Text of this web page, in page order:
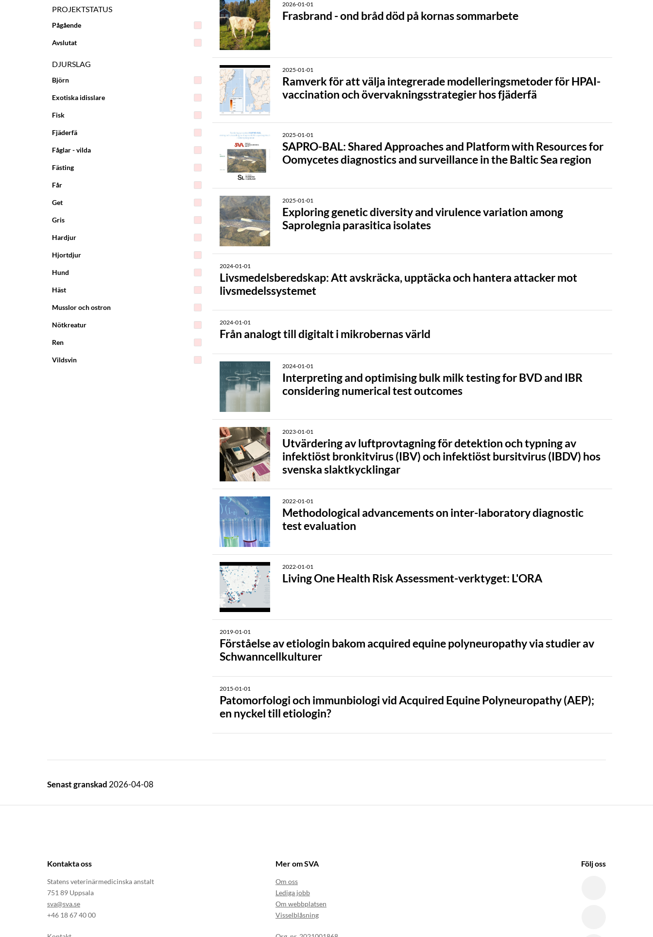
PROJEKTSTATUS
Pågående
Avslutat
DJURSLAG
Björn
Exotiska idisslare
Fisk
Fjäderfä
Fåglar - vilda
Fästing
Får
Get
Gris
Hardjur
Hjortdjur
Hund
Häst
Musslor och ostron
Nötkreatur
Ren
Vildsvin
2026-01-01
Frasbrand - ond bråd död på kornas sommarbete
2025-01-01
Ramverk för att välja integrerade modelleringsmetoder för HPAI-
vaccination och övervakningsstrategier hos fjäderfä
2025-01-01
SAPRO-BAL: Shared Approaches and Platform with Resources for
Oomycetes diagnostics and surveillance in the Baltic Sea region
2025-01-01
Exploring genetic diversity and virulence variation among
Saprolegnia parasitica isolates
2024-01-01
Livsmedelsberedskap: Att avskräcka, upptäcka och hantera attacker mot
livsmedelssystemet
2024-01-01
Från analogt till digitalt i mikrobernas värld
2024-01-01
Interpreting and optimising bulk milk testing for BVD and IBR
considering numerical test outcomes
2023-01-01
Utvärdering av luftprovtagning för detektion och typning av
infektiöst bronkitvirus (IBV) och infektiöst bursitvirus (IBDV) hos
svenska slaktkycklingar
2022-01-01
Methodological advancements on inter-laboratory diagnostic
test evaluation
2022-01-01
Living One Health Risk Assessment-verktyget: L'ORA
2019-01-01
Förståelse av etiologin bakom acquired equine polyneuropathy via studier av
Schwanncellkulturer
2015-01-01
Patomorfologi och immunbiologi vid Acquired Equine Polyneuropathy (AEP);
en nyckel till etiologin?
Senast granskad 2026-04-08
Kontakta oss
Statens veterinärmedicinska anstalt
751 89 Uppsala
sva@sva.se
+46 18 67 40 00
Mer om SVA
Om oss
Lediga jobb
Om webbplatsen
Visselblåsning
Följ oss